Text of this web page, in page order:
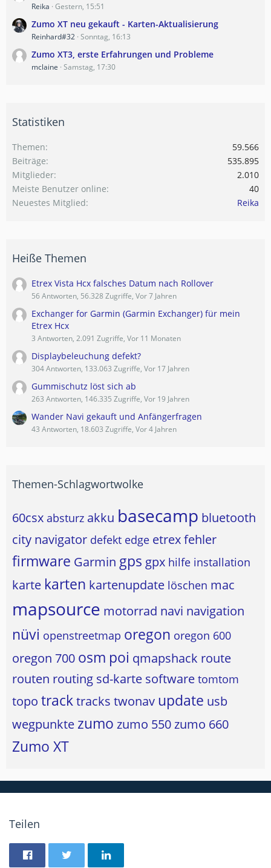
Reika Gestern, 15:51
Zumo XT neu gekauft - Karten-Aktualisierung
Reinhard#32 Sonntag, 16:13
Zumo XT3, erste Erfahrungen und Probleme
mclaine Samstag, 17:30
Statistiken
Themen
59.566
Beiträge
535.895
Mitglieder
2.010
Meiste Benutzer online
40
Neuestes Mitglied
Reika
Heiße Themen
Etrex Vista Hcx falsches Datum nach Rollover
56 Antworten, 56.328 Zugriffe, Vor 7 Jahren
Exchanger for Garmin (Garmin Exchanger) für mein
Etrex Hcx
3 Antworten, 2.091 Zugriffe, Vor 11 Monaten
Displaybeleuchung defekt?
304 Antworten, 133.063 Zugriffe, Vor 17 Jahren
Gummischutz löst sich ab
263 Antworten, 146.335 Zugriffe, Vor 19 Jahren
Wander Navi gekauft und Anfängerfragen
43 Antworten, 18.603 Zugriffe, Vor 4 Jahren
Themen-Schlagwortwolke
60csx absturz akku basecamp bluetooth
city navigator defekt edge etrexfehler
firmware Garmin gps gpx hilfe installation
karte karten kartenupdate löschen mac
mapsource motorrad navi navigation
nüvi openstreetmap oregon oregon 600
oregon 700 osm poi qmapshack route
routen routing sd-karte software tomtom
topo tracktracks twonav update usb
wegpunkte zumo zumo 550zumo 660
Zumo XT
Teilen